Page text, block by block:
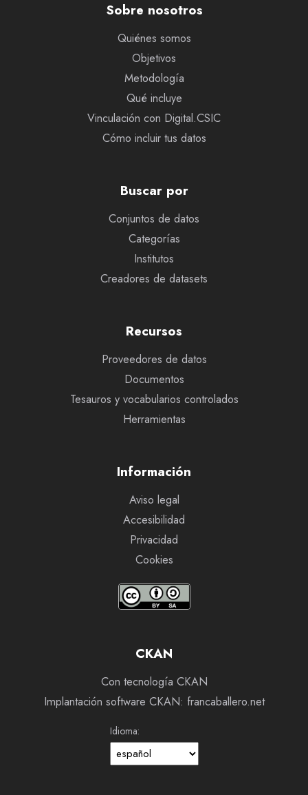
Sobre nosotros
Quiénes somos
Objetivos
Metodología
Qué incluye
Vinculación con Digital.CSIC
Cómo incluir tus datos
Buscar por
Conjuntos de datos
Categorías
Institutos
Creadores de datasets
Recursos
Proveedores de datos
Documentos
Tesauros y vocabularios controlados
Herramientas
Información
Aviso legal
Accesibilidad
Privacidad
Cookies
CKAN
Con tecnología CKAN
Implantación software CKAN: francaballero.net
Idioma